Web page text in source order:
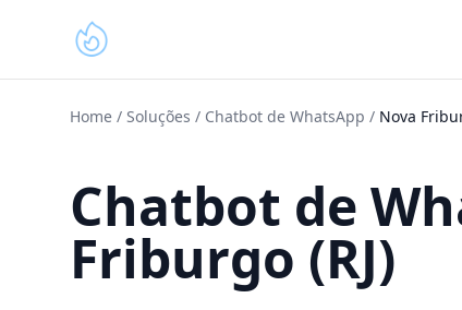
Home / Soluções / Chatbot de WhatsApp / Nova
Chatbot de
Friburgo (RJ)